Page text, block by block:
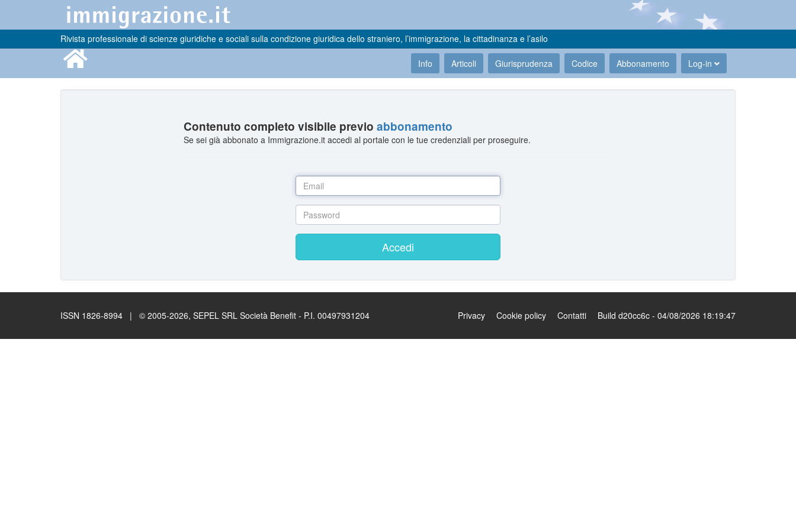
Rivista professionale di scienze giuridiche e sociali sulla condizione giuridica dello straniero, l’immigrazione, la cittadinanza e l’asilo
Info Articoli Giurisprudenza Codice Abbonamento Log-in
Contenuto completo visibile previoabbonamento
Se sei già abbonato a Immigrazione.it accedi al portale con le tue credenziali per proseguire.
Accedi
ISSN 1826-8994 | © 2005-2026, SEPEL SRL Società Benefit - P.I. 00497931204 Privacy Cookie policy Contatti Build d20cc6c - 04/08/2026 18:19:47